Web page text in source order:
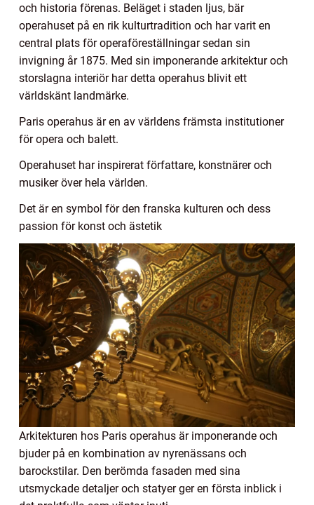
och historia förenas. Beläget i staden ljus, bär
operahuset på en rik kulturtradition och har varit en
central plats för operaföreställningar sedan sin
invigning år 1875. Med sin imponerande arkitektur och
storslagna interiör har detta operahus blivit ett
världskänt landmärke.
Paris operahus är en av världens främsta institutioner
för opera och balett.
Operahuset har inspirerat författare, konstnärer och
musiker över hela världen.
Det är en symbol för den franska kulturen och dess
passion för konst och ästetik
Arkitekturen hos Paris operahus är imponerande och
bjuder på en kombination av nyrenässans och
barockstilar. Den berömda fasaden med sina
utsmyckade detaljer och statyer ger en första inblick i